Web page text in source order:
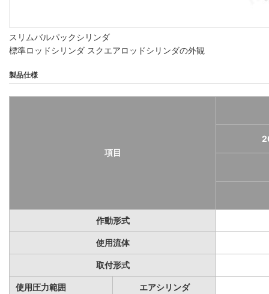
スリムバルパックシリンダ
標準ロッドシリンダ スクエアロッドシリンダの外観
製品仕様
項目
作動形式
使用流体
取付形式
使用圧力範囲 エアシリンダ